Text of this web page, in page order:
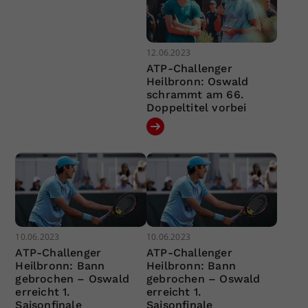
12.06.2023
ATP-Challenger
Heilbronn: Oswald
schrammt am 66.
Doppeltitel vorbei
10.06.2023
ATP-Challenger
Heilbronn: Bann
gebrochen – Oswald
erreicht 1.
Saisonfinale
10.06.2023
ATP-Challenger
Heilbronn: Bann
gebrochen – Oswald
erreicht 1.
Saisonfinale